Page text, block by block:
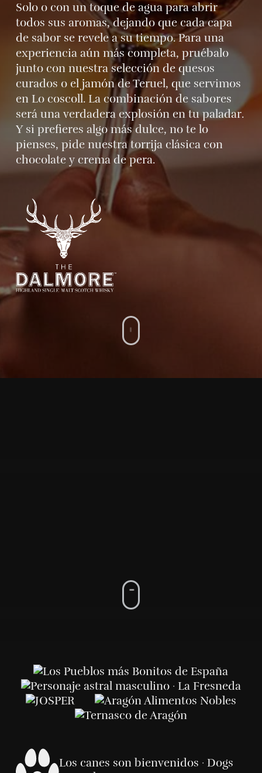
Solo o con un toque de agua para abrir
todos sus aromas, dejando que cada capa
de sabor se revele a su tiempo. Para una
experiencia aún más completa, pruébalo
junto con nuestra selección de quesos
curados o el jamón de Teruel, que servimos
en Lo coscoll. La combinación de sabores
será una verdadera explosión en tu paladar.
Y si prefieres algo más dulce, no te lo
pienses, pide nuestra torrija clásica con
chocolate y crema de pera.
Los canes son bienvenidos · Dogs